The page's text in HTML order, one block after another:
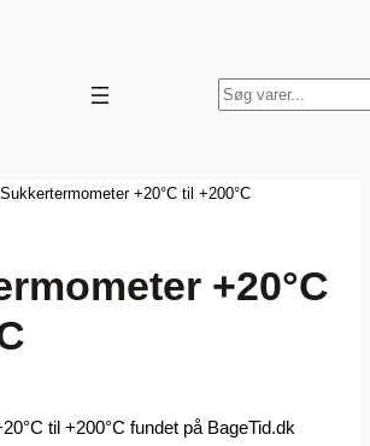
S
ø
+20°C til +200°C
+20°C
til +200°C fundet på BageTid.dk